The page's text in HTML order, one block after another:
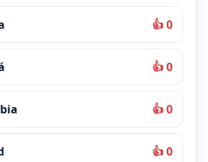
👍 0
👍 0
👍 0
👍 0